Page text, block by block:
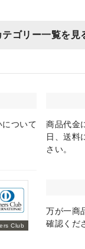
テゴリー一覧を見
ついて
Club
商品代金
日、送料
さい。
万が一商
確認くだ